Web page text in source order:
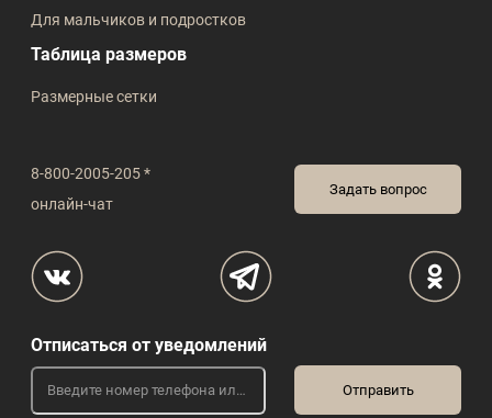
8-800-2005-205 *
онлайн-чат
Задать вопрос
Для мальчиков и подростков
Таблица размеров
Размерные сетки
Отписаться от уведомлений